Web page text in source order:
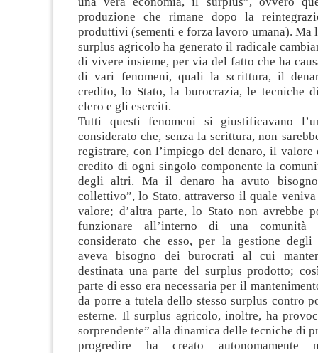
produzione che rimane dopo la
produttivi (sementi e forza lavoro umana). Ma
surplus agricolo ha generato il radicale
di vivere insieme, per via del fatto che ha
di vari fenomeni, quali la scrittura, il
credito, lo Stato, la burocrazia, le tecniche
clero e gli eserciti.
Tutti questi fenomeni si giustificavano
considerato che, senza la scrittura, non
registrare, con l’impiego del denaro, il
credito di ogni singolo componente la
degli altri. Ma il denaro ha avuto
collettivo”, lo Stato, attraverso il quale
valore; d’altra parte, lo Stato non avrebbe
funzionare all’interno di una comunità
considerato che esso, per la gestione
aveva bisogno dei burocrati al cui
destinata una parte del surplus prodotto;
parte di esso era necessaria per il
da porre a tutela dello stesso surplus contro
esterne. Il surplus agricolo, inoltre, ha
sorprendente” alla dinamica delle tecniche di
progredire ha creato autonomamente